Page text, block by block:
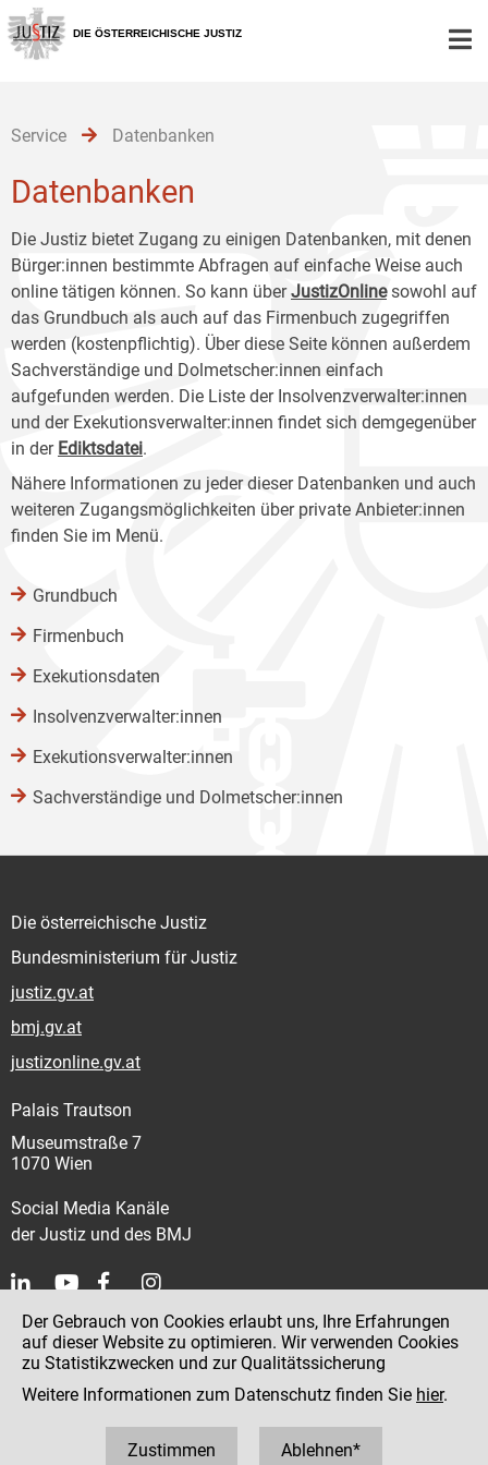
Zur
Hauptnavigation
[1]
Zum
Inhalt
[2]
Zum
Untermenü
[3]
DIE ÖSTERREICHISCHE JUSTIZ
Service Datenbanken
Datenbanken
Die Justiz bietet Zugang zu einigen Datenbanken, mit denen
Bürger:innen bestimmte Abfragen auf einfache Weise auch
online tätigen können. So kann überJustizOnlinesowohl auf
das Grundbuch als auch auf das Firmenbuch zugegriffen
werden (kostenpflichtig). Über diese Seite können außerdem
Sachverständige und Dolmetscher:innen einfach
aufgefunden werden. Die Liste der Insolvenzverwalter:innen
und der Exekutionsverwalter:innen findet sich demgegenüber
in der Ediktsdatei.
Nähere Informationen zu jeder dieser Datenbanken und auch
weiteren Zugangsmöglichkeiten über private Anbieter:innen
finden Sie im Menü.
Grundbuch
Firmenbuch
Exekutionsdaten
Insolvenzverwalter:innen
Exekutionsverwalter:innen
Sachverständige und Dolmetscher:innen
Die österreichische Justiz
Bundesministerium für Justiz
justiz.gv.at
bmj.gv.at
justizonline.gv.at
Palais Trautson
Museumstraße 7
1070 Wien
Social Media Kanäle
der Justiz und des BMJ
Kontakt
Impressum
Datenschutz
Der Gebrauch von Cookies erlaubt uns, Ihre Erfahrungen
auf dieser Website zu optimieren. Wir verwenden Cookies
zu Statistikzwecken und zur Qualitätssicherung
Weitere Informationen zum Datenschutz finden Sie hier.
Zustimmen Ablehnen*